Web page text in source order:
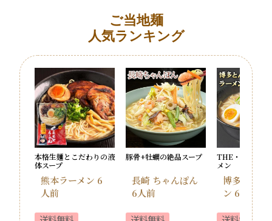
ご当地麺
人気ランキング
本格生麺とこだわりの液
体スープ
熊本ラーメン 6
人前
豚骨+牡蠣の絶品スープ
長崎 ちゃんぽん
6人前
THE・王道の豚
メン
博多 豚骨
ン 6食